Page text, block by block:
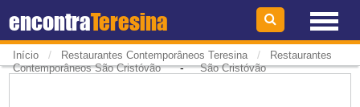
encontraTeresina
Início / Restaurantes Contemporâneos Teresina /
Restaurantes
Contemporâneos São Cristóvão-São Cristóvão